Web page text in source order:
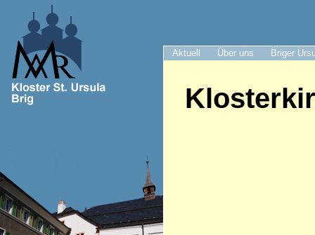
Aktuell Über uns Briger